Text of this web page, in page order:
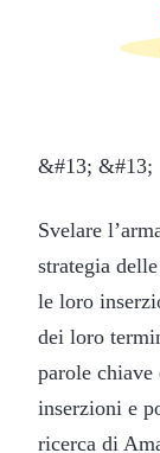
&#13; &#13;
Svelare
strategia
le loro
dei loro
parole
inserzioni e
ricerca di